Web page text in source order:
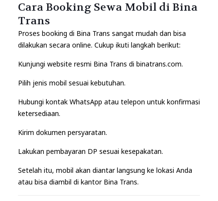
Cara Booking Sewa Mobil di Bina
Trans
Proses booking di Bina Trans sangat mudah dan bisa
dilakukan secara online. Cukup ikuti langkah berikut:
Kunjungi website resmi Bina Trans di binatrans.com.
Pilih jenis mobil sesuai kebutuhan.
Hubungi kontak WhatsApp atau telepon untuk konfirmasi
ketersediaan.
Kirim dokumen persyaratan.
Lakukan pembayaran DP sesuai kesepakatan.
Setelah itu, mobil akan diantar langsung ke lokasi Anda
atau bisa diambil di kantor Bina Trans.